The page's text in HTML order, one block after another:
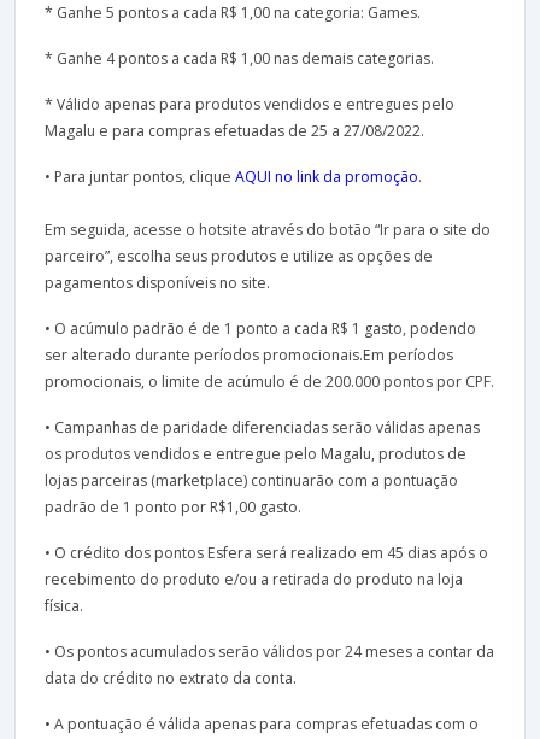
* Ganhe 5 pontos a cada R$ 1,00 na categoria: Games.
* Ganhe 4 pontos a cada R$ 1,00 nas demais categorias.
* Válido apenas para produtos vendidos e entregues pelo
Magalu e para compras efetuadas de 25 a 27/08/2022.
• Para juntar pontos, clique AQUI no link da promoção.
Em seguida, acesse o hotsite através do botão “Ir para o site do
parceiro”, escolha seus produtos e utilize as opções de
pagamentos disponíveis no site.
• O acúmulo padrão é de 1 ponto a cada R$ 1 gasto, podendo
ser alterado durante períodos promocionais.Em períodos
promocionais, o limite de acúmulo é de 200.000 pontos por CPF.
• Campanhas de paridade diferenciadas serão válidas apenas
os produtos vendidos e entregue pelo Magalu, produtos de
lojas parceiras (marketplace) continuarão com a pontuação
padrão de 1 ponto por R$1,00 gasto.
• O crédito dos pontos Esfera será realizado em 45 dias após o
recebimento do produto e/ou a retirada do produto na loja
física.
• Os pontos acumulados serão válidos por 24 meses a contar da
data do crédito no extrato da conta.
• A pontuação é válida apenas para compras efetuadas com o